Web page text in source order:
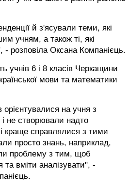
й з'ясували теми, які
учням, а також ті, які
розповіла Оксана Компанієць.
учнів 6 і 8 класів Черкащини
мови та математики
орієнтувалися на учня з
не створювали надто
краще справлялися з тими
просто знань, наприклад,
проблему з тим, щоб
вміти аналізувати", -